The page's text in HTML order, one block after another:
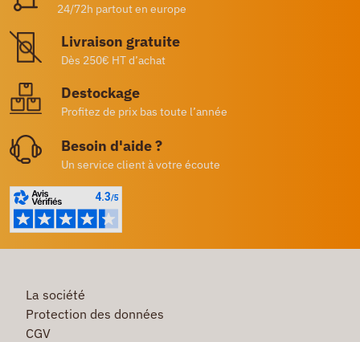
24/72h partout en europe
Livraison gratuite
Dès 250€ HT d’achat
Destockage
Profitez de prix bas toute l’année
Besoin d'aide ?
Un service client à votre écoute
La société
Protection des données
CGV